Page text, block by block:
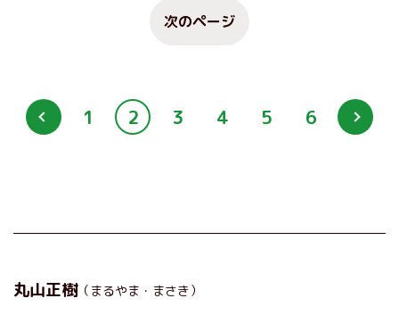
次のページ
1 2 3 4 5 6
丸山正樹（まるやま・まさき）